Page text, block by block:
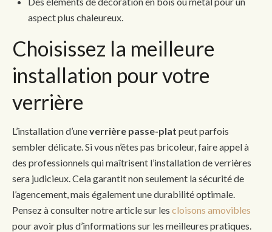
aspect plus chaleureux.
Choisissez la meilleure
installation pour votre
verrière
L’installation d’uneverrière passe-plat peut parfois
sembler délicate. Si vous n’êtes pas bricoleur, faire appel à
des professionnels qui maîtrisent l’installation de verrières
sera judicieux. Cela garantit non seulement la sécurité de
l’agencement, mais également une durabilité optimale.
Pensez à consulter notre article sur les cloisons amovibles
pour avoir plus d’informations sur les meilleures pratiques.